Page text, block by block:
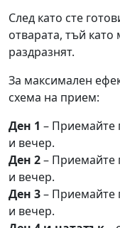
След като сте
отварата, тъй
раздразнят.
За максимален
схема на прием:
Ден 1 – Приемайте
и вечер.
Ден 2– Приемайте
и вечер.
Ден 3– Приемайте
и вечер.